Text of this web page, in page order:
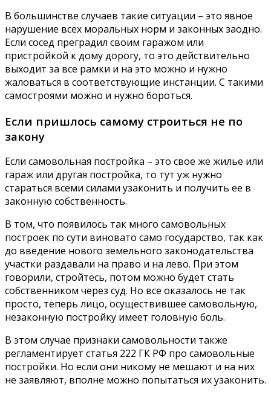
В большинстве случаев такие ситуации – это явное
нарушение всех моральных норм и законных заодно.
Если сосед преградил своим гаражом или
пристройкой к дому дорогу, то это действительно
выходит за все рамки и на это можно и нужно
жаловаться в соответствующие инстанции. С такими
самостроями можно и нужно бороться.
Если пришлось самому строиться не по
закону
Если самовольная постройка – это свое же жилье или
гараж или другая постройка, то тут уж нужно
стараться всеми силами узаконить и получить ее в
законную собственность.
В том, что появилось так много самовольных
построек по сути виновато само государство, так как
до введение нового земельного законодательства
участки раздавали на право и на лево. При этом
говорили, стройтесь, потом можно будет стать
собственником через суд. Но все оказалось не так
просто, теперь лицо, осуществившее самовольную,
незаконную постройку имеет головную боль.
В этом случае признаки самовольности также
регламентирует статья 222 ГК РФ про самовольные
постройки. Но если они никому не мешают и на них
не заявляют, вполне можно попытаться их узаконить.